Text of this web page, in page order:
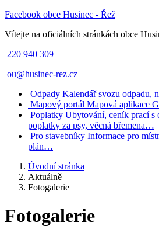
Facebook obce Husinec - Řež
Vítejte na oficiálních stránkách obce
220 940 309
ou@husinec-rez.cz
Odpady Kalendář svozu odpadu,
Mapový portál Mapová aplikace
Poplatky Ubytování, ceník prací s
poplatky za psy, věcná břemena…
Pro stavebníky Informace pro
plán…
Úvodní stránka
Aktuálně
Fotogalerie
Fotogalerie